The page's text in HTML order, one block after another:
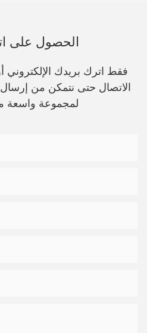
الحصول على
فقط اترك بريدك
الاتصال حتى نتمكن من
لمجموعة واسعة